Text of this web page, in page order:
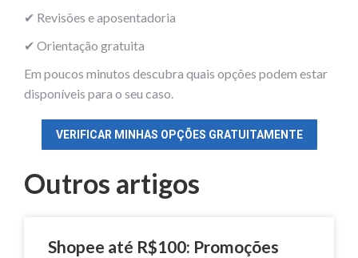
✔ Revisões e aposentadoria
✔ Orientação gratuita
Em poucos minutos descubra quais opções podem estar
disponíveis para o seu caso.
VERIFICAR MINHAS OPÇÕES GRATUITAMENTE
Outros artigos
Shopee até R$100: Promoções